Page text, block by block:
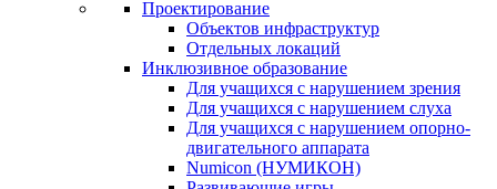
Проектирование
Объектов инфраструктур
Отдельных локаций
Инклюзивное образование
Для учащихся с нарушением зрения
Для учащихся с нарушением слуха
Для учащихся с нарушением опорно-
двигательного аппарата
Numicon (НУМИКОН)